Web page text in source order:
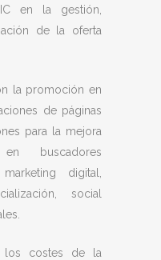
en la gestión,
de la oferta
la promoción en
de páginas
para la mejora
buscadores
digital,
social
los costes de la